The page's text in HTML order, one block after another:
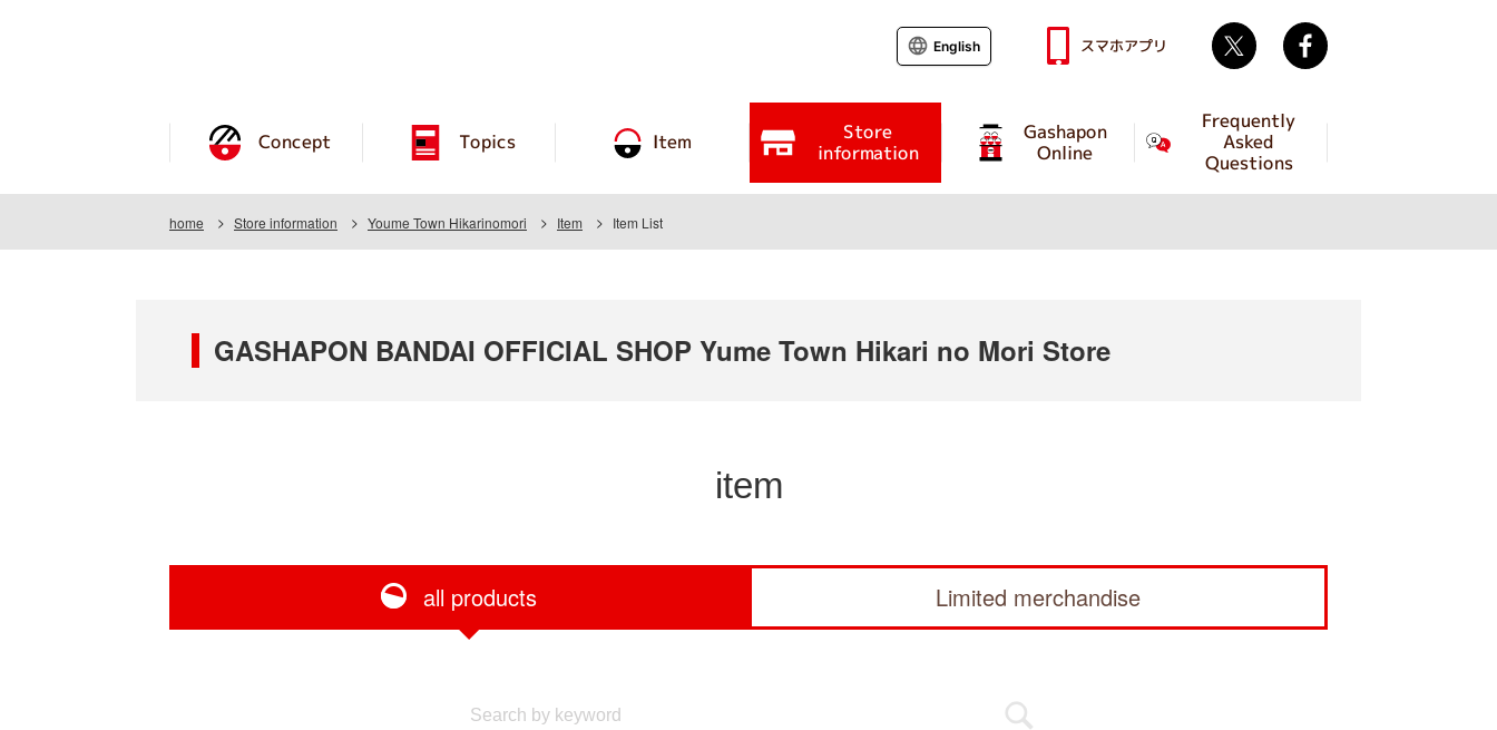
Concept Topics Item Store
information
Gashapon
Online
Frequently
Asked
Questions
English スマホアプリ Twitter
home Store information Youme Town Hikarinomori Item Item List
GASHAPON BANDAI OFFICIAL SHOP Yume Town Hikari no Mori Store
item
all products Limited merchandise